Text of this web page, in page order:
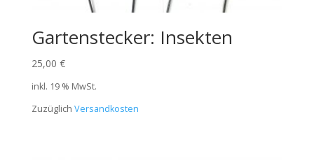
Gartenstecker: Insekten
25,00 €
inkl. 19 % MwSt.
Zuzüglich Versandkosten